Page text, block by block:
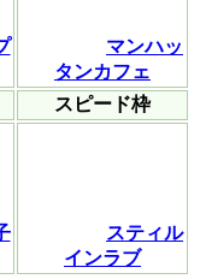
マンハッ
タンカフェ
スピード枠
スティル
インラブ